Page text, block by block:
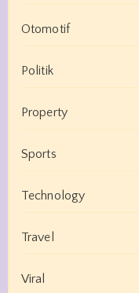
Otomotif
Politik
Property
Sports
Technology
Travel
Viral